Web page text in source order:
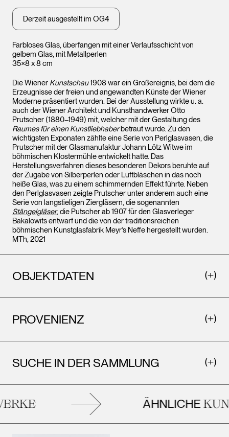
Farbloses Glas, überfangen mit einer Verlaufsschicht von
gelbem Glas, mit Metallperlen
35×8 x 8 cm
Derzeit ausgestellt im OG4
Die Wiener Kunstschau1908 war ein Großereignis, bei dem die
Erzeugnisse der freien und angewandten Künste der Wiener
Moderne präsentiert wurden. Bei der Ausstellung wirkte u. a.
auch der Wiener Architekt und Kunsthandwerker Otto
Prutscher (1880–1949) mit, welcher mit der Gestaltung des
Raumes für einen Kunstliebhaberbetraut wurde. Zu den
wichtigsten Exponaten zählte eine Serie von Perlglasvasen, die
Prutscher mit der Glasmanufaktur Johann Lötz Witwe im
böhmischen Klostermühle entwickelt hatte. Das
Herstellungsverfahren dieses besonderen Dekors beruhte auf
der Zugabe von Silberperlen oder Luftbläschen in das noch
heiße Glas, was zu einem schimmernden Effekt führte. Neben
den Perlglasvasen zeigte Prutscher unter anderem auch eine
Serie von langstieligen Ziergläsern, die sogenannten
Stängelgläser, die Putscher ab 1907 für den Glasverleger
Bakalowits entwarf und die von der traditionsreichen
böhmischen Kunstglasfabrik Meyr’s Neffe hergestellt wurden.
MTh, 2021
OBJEKTDATEN
PROVENIENZ
SUCHE IN DER SAMMLUNG
ÄHNLICHE